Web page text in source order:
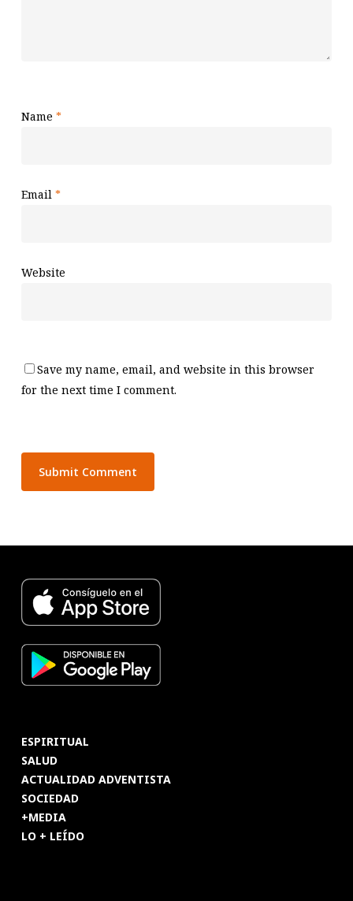
Name *
Email *
Website
Save my name, email, and website in this browser
for the next time I comment.
ESPIRITUAL
SALUD
ACTUALIDAD ADVENTISTA
SOCIEDAD
+MEDIA
LO + LEÍDO